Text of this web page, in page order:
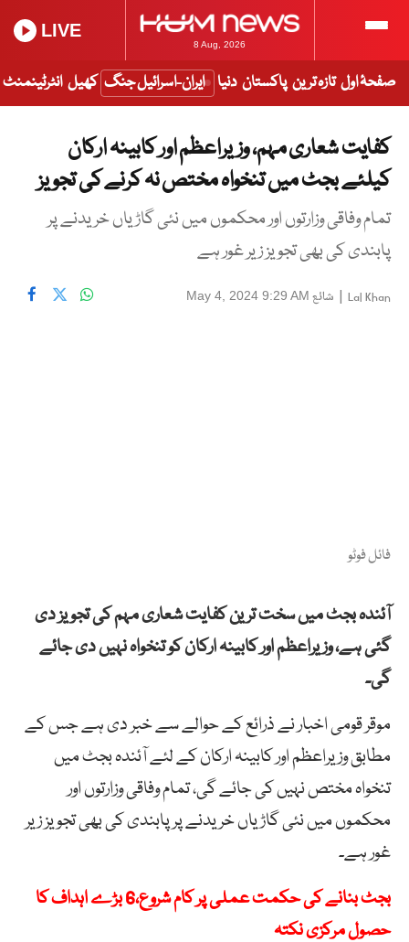
8 Aug, 2026
LIVE
صفحۂ اول تازہ ترین پاکستان دنیا ایران-اسرائیل جنگ کھیل انٹرٹینمنٹ
کفایت شعاری مہم، وزیراعظم اور کابینہ ارکان
کیلئے بجٹ میں تنخواہ مختص نہ کرنے کی تجویز
تمام وفاقی وزارتوں اور محکموں میں نئی گاڑیاں خریدنے پر
پابندی کی بھی تجویز زیر غور ہے
Lal Khan
| شائع May 4, 2024 9:29 AM
فائل فوٹو
آئندہ بجٹ میں سخت ترین کفایت شعاری مہم کی تجویز دی
گئی ہے، وزیراعظم اور کابینہ ارکان کو تنخواہ نہیں دی جائے
گی۔
موقر قومی اخبار نے ذرائع کے حوالے سے خبر دی ہے جس کے
مطابق وزیراعظم اور کابینہ ارکان کے لئے آئندہ بجٹ میں
تنخواہ مختص نہیں کی جائے گی، تمام وفاقی وزارتوں اور
محکموں میں نئی گاڑیاں خریدنے پر پابندی کی بھی تجویز زیر
غور ہے۔
بجٹ بنانے کی حکمت عملی پر کام شروع،6 بڑے اہداف کا
حصول مرکزی نکتہ